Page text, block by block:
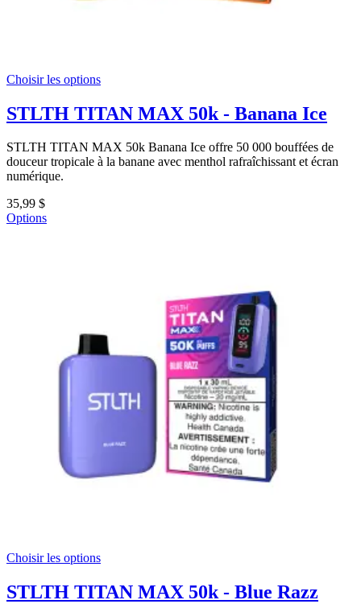
Choisir les options
STLTH TITAN MAX 50k - Banana Ice
STLTH TITAN MAX 50k Banana Ice offre 50 000 bouffées de
douceur tropicale à la banane avec menthol rafraîchissant et écran
numérique.
35,99 $
Options
Choisir les options
STLTH TITAN MAX 50k - Blue Razz